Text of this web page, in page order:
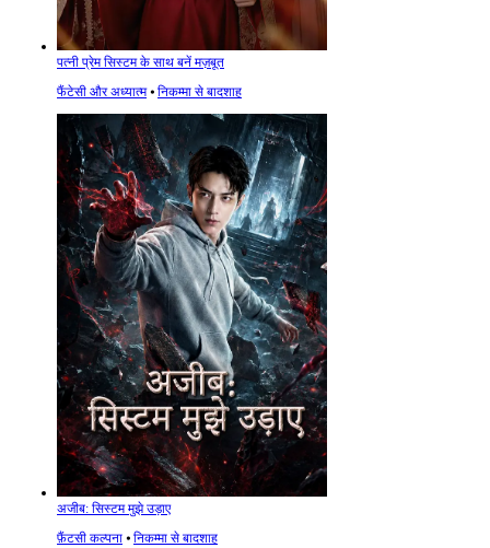
पत्नी प्रेम सिस्टम के साथ बनें मज़बूत
फैंटेसी और अध्यात्म⦁ निकम्मा से बादशाह
अजीब: सिस्टम मुझे उड़ाए
फ़ैंटसी कल्पना ⦁ निकम्मा से बादशाह